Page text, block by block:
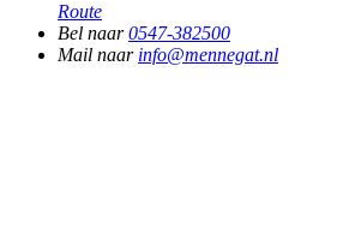
Route
Bel naar0547-382500
Mail naar info@mennegat.nl